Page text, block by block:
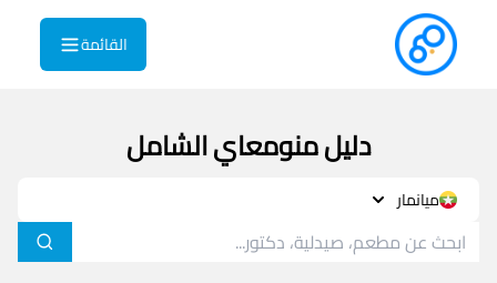
القائمة
دليل منومعاي الشامل
ميانمار